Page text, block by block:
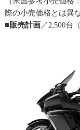
際の小売価格とは異
■販売計画 ／2,500台